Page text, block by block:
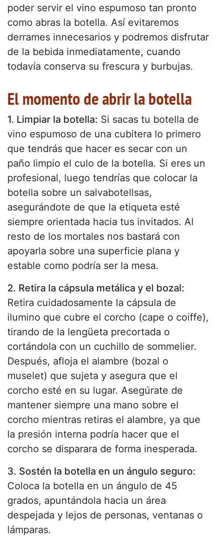
poder servir el vino espumoso tan pronto
como abras la botella. Así evitaremos
derrames innecesarios y podremos disfrutar
de la bebida inmediatamente, cuando
todavía conserva su frescura y burbujas.
El momento de abrir la botella
1. Limpiar la botella: Si sacas tu botella de
vino espumoso de una cubitera lo primero
que tendrás que hacer es secar con un
paño limpio el culo de la botella. Si eres un
profesional, luego tendrías que colocar la
botella sobre un salvabotellsas,
asegurándote de que la etiqueta esté
siempre orientada hacia tus invitados. Al
resto de los mortales nos bastará con
apoyarla sobre una superficie plana y
estable como podría ser la mesa.
2. Retira la cápsula metálica y el bozal:
Retira cuidadosamente la cápsula de
ilumino que cubre el corcho (cape o coiffe),
tirando de la lengüeta precortada o
cortándola con un cuchillo de sommelier.
Después, afloja el alambre (bozal o
muselet) que sujeta y asegura que el
corcho esté en su lugar. Asegúrate de
mantener siempre una mano sobre el
corcho mientras retiras el alambre, ya que
la presión interna podría hacer que el
corcho se disparara de forma inesperada.
3. Sostén la botella en un ángulo seguro:
Coloca la botella en un ángulo de 45
grados, apuntándola hacia un área
despejada y lejos de personas, ventanas o
lámparas.